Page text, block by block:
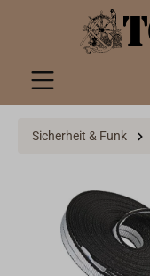
springen
Sicherheit & Funk